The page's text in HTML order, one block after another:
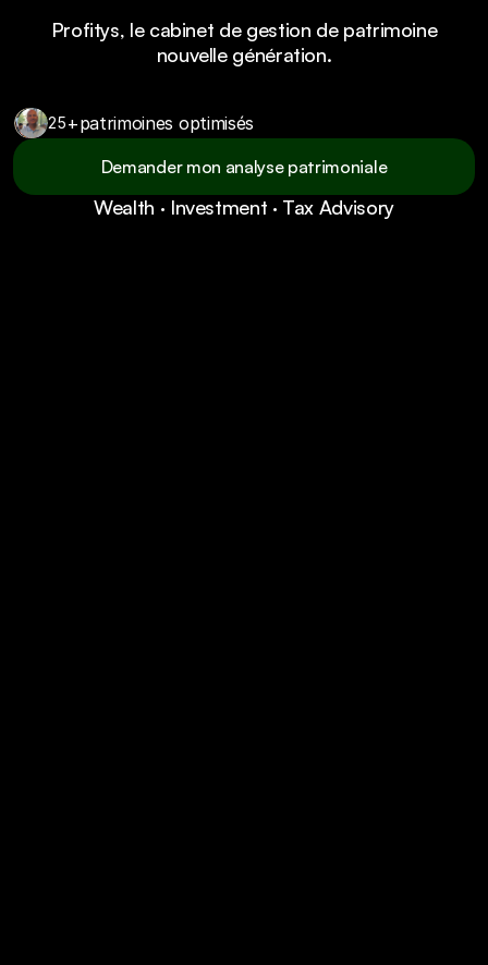
Profitys, le cabinet de gestion de patrimoine
nouvelle génération.
25+patrimoines optimisés
Demander mon analyse patrimoniale
Demander mon analyse patrimoniale
Wealth · Investment · Tax Advisory